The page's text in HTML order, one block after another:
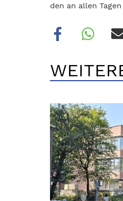
den an allen